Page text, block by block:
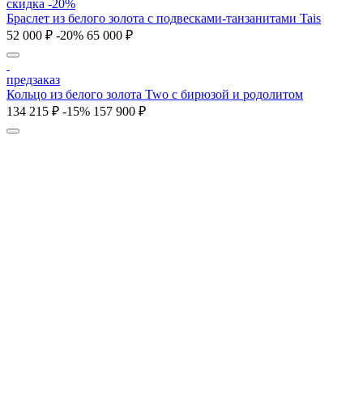
скидка -20%
Браслет из белого золота с подвесками-танзанитами Tais
52 000 ₽ -20% 65 000 ₽
предзаказ
Кольцо из белого золота Two с бирюзой и родолитом
134 215 ₽ -15% 157 900 ₽